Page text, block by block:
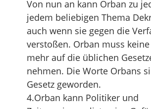
Von nun an kann Orban zu
jedem beliebigen Thema
auch wenn sie gegen die
verstoßen. Orban muss
mehr auf die üblichen
nehmen. Die Worte Orbans
Gesetz geworden.
4.Orban kann Politiker und